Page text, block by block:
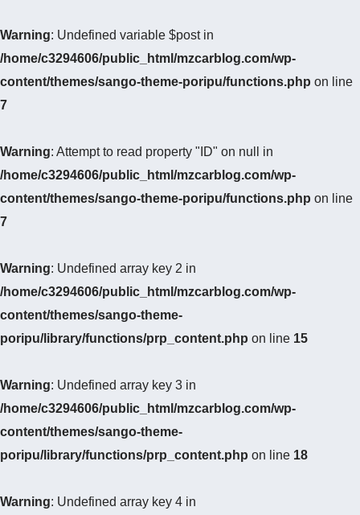
Warning: Undefined variable $post in
/home/c3294606/public_html/mzcarblog.com/wp-
content/themes/sango-theme-poripu/functions.php on line
7
Warning: Attempt to read property "ID" on null in
/home/c3294606/public_html/mzcarblog.com/wp-
content/themes/sango-theme-poripu/functions.php on line
7
Warning: Undefined array key 2 in
/home/c3294606/public_html/mzcarblog.com/wp-
content/themes/sango-theme-
poripu/library/functions/prp_content.php on line 15
Warning: Undefined array key 3 in
/home/c3294606/public_html/mzcarblog.com/wp-
content/themes/sango-theme-
poripu/library/functions/prp_content.php on line 18
Warning: Undefined array key 4 in